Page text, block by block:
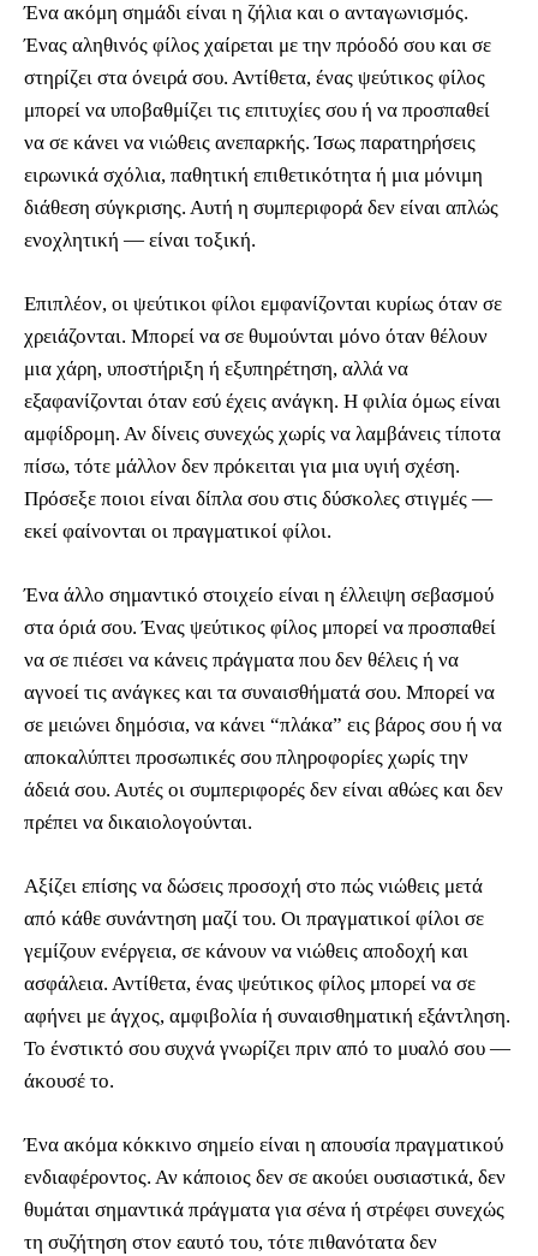
Ένα ακόμη σημάδι είναι η ζήλια και ο ανταγωνισμός.
Ένας αληθινός φίλος χαίρεται με την πρόοδό σου και σε
στηρίζει στα όνειρά σου. Αντίθετα, ένας ψεύτικος φίλος
μπορεί να υποβαθμίζει τις επιτυχίες σου ή να προσπαθεί
να σε κάνει να νιώθεις ανεπαρκής. Ίσως παρατηρήσεις
ειρωνικά σχόλια, παθητική επιθετικότητα ή μια μόνιμη
διάθεση σύγκρισης. Αυτή η συμπεριφορά δεν είναι απλώς
ενοχλητική — είναι τοξική.
Επιπλέον, οι ψεύτικοι φίλοι εμφανίζονται κυρίως όταν σε
χρειάζονται. Μπορεί να σε θυμούνται μόνο όταν θέλουν
μια χάρη, υποστήριξη ή εξυπηρέτηση, αλλά να
εξαφανίζονται όταν εσύ έχεις ανάγκη. Η φιλία όμως είναι
αμφίδρομη. Αν δίνεις συνεχώς χωρίς να λαμβάνεις τίποτα
πίσω, τότε μάλλον δεν πρόκειται για μια υγιή σχέση.
Πρόσεξε ποιοι είναι δίπλα σου στις δύσκολες στιγμές —
εκεί φαίνονται οι πραγματικοί φίλοι.
Ένα άλλο σημαντικό στοιχείο είναι η έλλειψη σεβασμού
στα όριά σου. Ένας ψεύτικος φίλος μπορεί να προσπαθεί
να σε πιέσει να κάνεις πράγματα που δεν θέλεις ή να
αγνοεί τις ανάγκες και τα συναισθήματά σου. Μπορεί να
σε μειώνει δημόσια, να κάνει “πλάκα” εις βάρος σου ή να
αποκαλύπτει προσωπικές σου πληροφορίες χωρίς την
άδειά σου. Αυτές οι συμπεριφορές δεν είναι αθώες και δεν
πρέπει να δικαιολογούνται.
Αξίζει επίσης να δώσεις προσοχή στο πώς νιώθεις μετά
από κάθε συνάντηση μαζί του. Οι πραγματικοί φίλοι σε
γεμίζουν ενέργεια, σε κάνουν να νιώθεις αποδοχή και
ασφάλεια. Αντίθετα, ένας ψεύτικος φίλος μπορεί να σε
αφήνει με άγχος, αμφιβολία ή συναισθηματική εξάντληση.
Το ένστικτό σου συχνά γνωρίζει πριν από το μυαλό σου —
άκουσέ το.
Ένα ακόμα κόκκινο σημείο είναι η απουσία πραγματικού
ενδιαφέροντος. Αν κάποιος δεν σε ακούει ουσιαστικά, δεν
θυμάται σημαντικά πράγματα για σένα ή στρέφει συνεχώς
τη συζήτηση στον εαυτό του, τότε πιθανότατα δεν